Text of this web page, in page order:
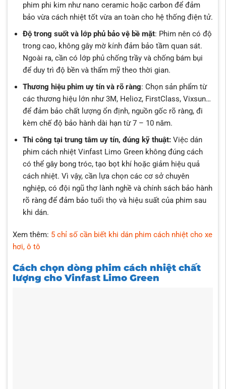
phim phi kim như nano ceramic hoặc carbon để đảm
bảo vừa cách nhiệt tốt vừa an toàn cho hệ thống điện tử.
Độ trong suốt và lớp phủ bảo vệ bề mặt: Phim nên có độ
trong cao, không gây mờ kính đảm bảo tầm quan sát.
Ngoài ra, cần có lớp phủ chống trầy và chống bám bụi
để duy trì độ bền và thẩm mỹ theo thời gian.
Thương hiệu phim uy tín và rõ ràng: Chọn sản phẩm từ
các thương hiệu lớn như 3M, Helioz, FirstClass, Vixsun…
để đảm bảo chất lượng ổn định, nguồn gốc rõ ràng, đi
kèm chế độ bảo hành dài hạn từ 7 – 10 năm.
Thi công tại trung tâm uy tín, đúng kỹ thuật:Việc dán
phim cách nhiệt Vinfast Limo Green không đúng cách
có thể gây bong tróc, tạo bọt khí hoặc giảm hiệu quả
cách nhiệt. Vì vậy, cần lựa chọn các cơ sở chuyên
nghiệp, có đội ngũ thợ lành nghề và chính sách bảo hành
rõ ràng để đảm bảo tuổi thọ và hiệu suất của phim sau
khi dán.
Xem thêm: 5 chỉ số cần biết khi dán phim cách nhiệt cho xe
hơi, ô tô
Cách chọn dòng phim cách nhiệt chất
lượng cho Vinfast Limo Green